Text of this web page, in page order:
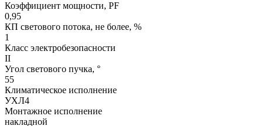
Коэффициент мощности, PF
0,95
КП светового потока, не более, %
1
Класс электробезопасности
II
Угол светового пучка, °
55
Климатическое исполнение
УХЛ4
Монтажное исполнение
накладной